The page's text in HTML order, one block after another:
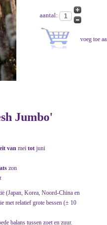
aantal:
Jumbo'
van mei tot juni
zon
(Japan, Korea, Noord-China en
met relatief grote bessen (± 10
balans tussen zoet en zuur.